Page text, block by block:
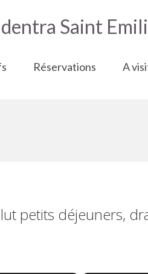
Réservations A
petits déjeuners,